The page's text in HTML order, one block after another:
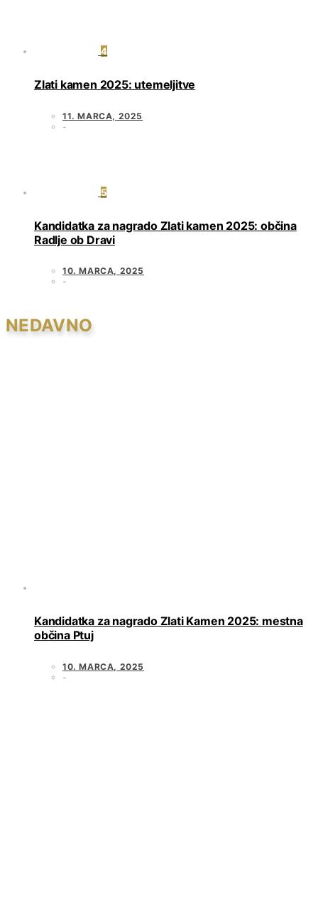
4
Zlati kamen 2025: utemeljitve
11. MARCA, 2025
5
Kandidatka za nagrado Zlati kamen 2025: občina
Radlje ob Dravi
10. MARCA, 2025
NEDAVNO
Kandidatka za nagrado Zlati Kamen 2025: mestna
občina Ptuj
10. MARCA, 2025